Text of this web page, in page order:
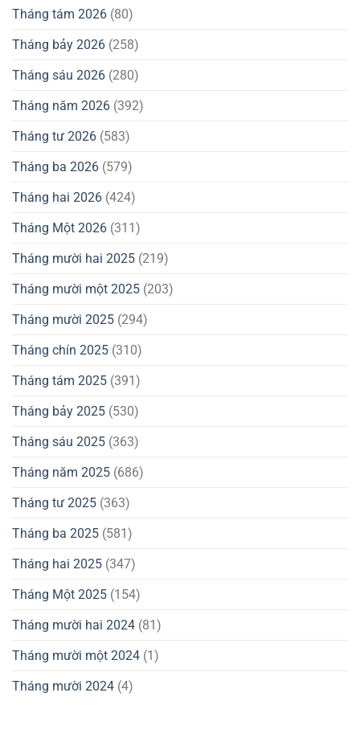
Tháng tám 2026 (80)
Tháng bảy 2026 (258)
Tháng sáu 2026 (280)
Tháng năm 2026 (392)
Tháng tư 2026 (583)
Tháng ba 2026 (579)
Tháng hai 2026 (424)
Tháng Một 2026 (311)
Tháng mười hai 2025 (219)
Tháng mười một 2025 (203)
Tháng mười 2025 (294)
Tháng chín 2025 (310)
Tháng tám 2025 (391)
Tháng bảy 2025 (530)
Tháng sáu 2025 (363)
Tháng năm 2025 (686)
Tháng tư 2025 (363)
Tháng ba 2025 (581)
Tháng hai 2025 (347)
Tháng Một 2025 (154)
Tháng mười hai 2024 (81)
Tháng mười một 2024 (1)
Tháng mười 2024 (4)